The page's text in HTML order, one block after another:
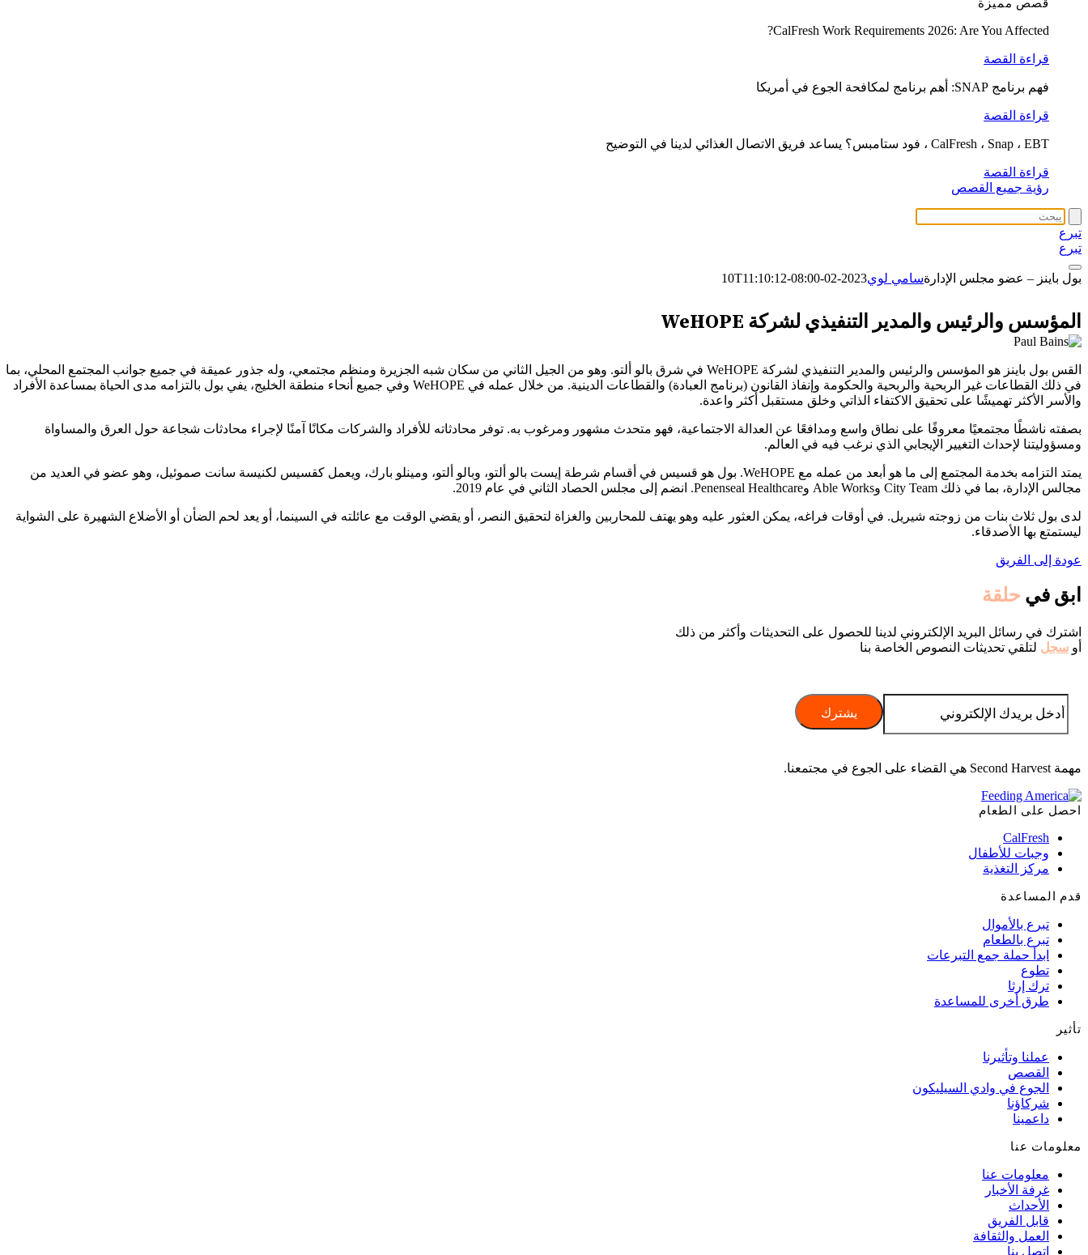
قصص مميزة
CalFresh Work Requirements 2026: Are You Affected?
قراءة القصة
فهم برنامج SNAP: أهم برنامج لمكافحة الجوع في أمريكا
قراءة القصة
CalFresh ، Snap ، EBT ، فود ستامبس؟ يساعد فريق الاتصال الغذائي لدينا في التوضيح
قراءة القصة
رؤية جميع القصص
تبرع
تبرع
بول باينز – عضو مجلس الإدارةسامي لوي2023-02-10T11:10:12-08:00
المؤسس والرئيس والمدير التنفيذي لشركة WeHOPE
القس بول باينز هو المؤسس والرئيس والمدير التنفيذي لشركة WeHOPE في شرق بالو ألتو. وهو من الجيل الثاني من سكان شبه الجزيرة ومنظم مجتمعي، وله جذور عميقة في جميع جوانب المجتمع المحلي، بما
في ذلك القطاعات غير الربحية والربحية والحكومة وإنفاذ القانون (برنامج العبادة) والقطاعات الدينية. من خلال عمله في WeHOPE وفي جميع أنحاء منطقة الخليج، يفي بول بالتزامه مدى الحياة بمساعدة الأفراد
والأسر الأكثر تهميشًا على تحقيق الاكتفاء الذاتي وخلق مستقبل أكثر واعدة.
بصفته ناشطًا مجتمعيًا معروفًا على نطاق واسع ومدافعًا عن العدالة الاجتماعية، فهو متحدث مشهور ومرغوب به. توفر محادثاته للأفراد والشركات مكانًا آمنًا لإجراء محادثات شجاعة حول العرق والمساواة
ومسؤوليتنا لإحداث التغيير الإيجابي الذي نرغب فيه في العالم.
يمتد التزامه بخدمة المجتمع إلى ما هو أبعد من عمله مع WeHOPE. بول هو قسيس في أقسام شرطة إيست بالو ألتو، وبالو ألتو، ومينلو بارك، ويعمل كقسيس لكنيسة سانت صموئيل، وهو عضو في العديد من
مجالس الإدارة، بما في ذلك City Team وAble Works وPenenseal Healthcare. انضم إلى مجلس الحصاد الثاني في عام 2019.
لدى بول ثلاث بنات من زوجته شيريل. في أوقات فراغه، يمكن العثور عليه وهو يهتف للمحاربين والغزاة لتحقيق النصر، أو يقضي الوقت مع عائلته في السينما، أو يعد لحم الضأن أو الأضلاع الشهيرة على الشواية
ليستمتع بها الأصدقاء.
عودة إلى الفريق
ابق في حلقة
اشترك في رسائل البريد الإلكتروني لدينا للحصول على التحديثات وأكثر من ذلك
أو سجل لتلقي تحديثات النصوص الخاصة بنا
مهمة Second Harvest هي القضاء على الجوع في مجتمعنا.
احصل على الطعام
CalFresh
وجبات للأطفال
مركز التغذية
قدم المساعدة
تبرع بالأموال
تبرع بالطعام
ابدأ حملة جمع التبرعات
تطوع
ترك إرثا
طرق أخرى للمساعدة
تأثير
عملنا وتأثيرنا
القصص
الجوع في وادي السيليكون
شركاؤنا
داعمينا
معلومات عنا
معلومات عنا
غرفة الأخبار
الأحداث
قابل الفريق
العمل والثقافة
اتصل بنا